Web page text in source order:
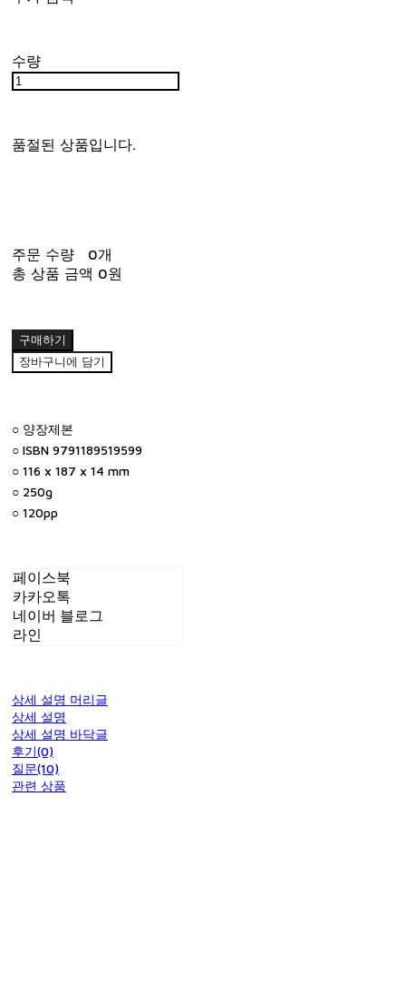
수량
품절된 상품입니다.
주문 수량
0개
총 상품 금액 0원
구매하기
장바구니에 담기
○ 양장제본
○ ISBN 9791189519599
○ 116 x 187 x 14 mm
○ 250g
○ 120pp
페이스북
카카오톡
네이버 블로그
라인
상세 설명 머리글
상세 설명
상세 설명 바닥글
후기(0)
질문(10)
관련 상품